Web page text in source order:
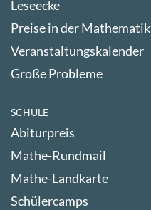
Leseecke
Preise in der Mathematik
Veranstaltungskalender
Große Probleme
SCHULE
Abiturpreis
Mathe-Rundmail
Mathe-Landkarte
Schülercamps